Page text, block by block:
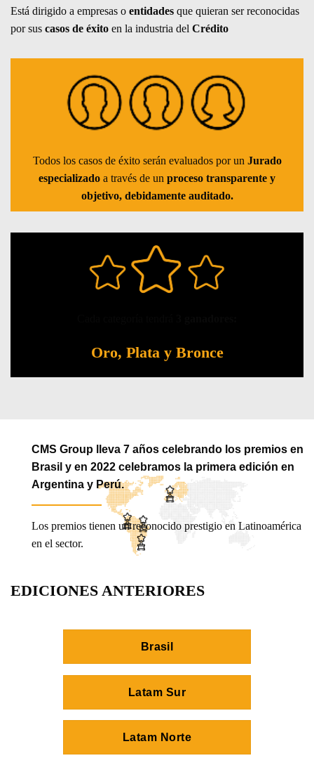
Está dirigido a empresas o entidades que quieran ser reconocidas
por sus casos de éxito en la industria del Crédito
Todos los casos de éxito serán evaluados por un Jurado
especializado a través de un proceso transparente y
objetivo, debidamente auditado.
Oro, Plata y Bronce
CMS Group lleva 7 años celebrando los premios en
Brasil y en 2022 celebramos la primera edición en
Argentina y Perú.
Los premios tienen un reconocido prestigio en Latinoamérica
en el sector.
EDICIONES ANTERIORES
Brasil
Latam Sur
Latam Norte